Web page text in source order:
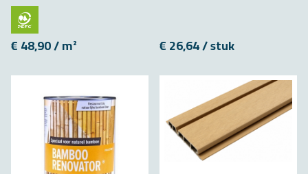
€ 48,90 / m² € 26,64 / stuk